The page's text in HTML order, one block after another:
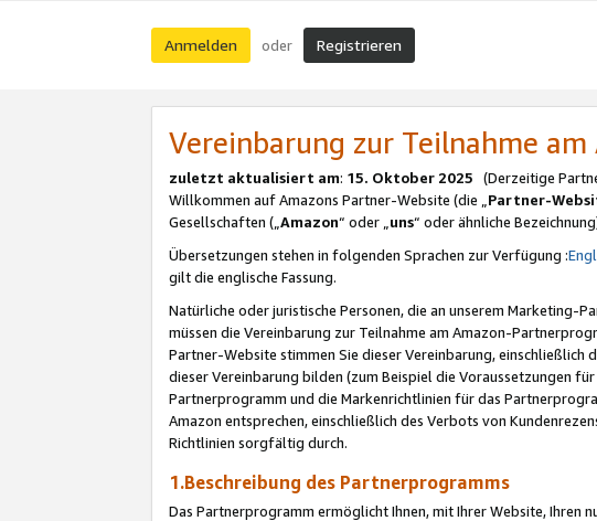
Anmelden oder Registrieren
Vereinbarung zur Teilnahme
zuletzt aktualisiert am: 15. Oktober 2025 (Derzeitige
Willkommen auf Amazons Partner-Website (die „Partner-
Gesellschaften („Amazon“ oder „uns“ oder ähnliche
Übersetzungen stehen in folgenden Sprachen zur Verfügung :
gilt die englische Fassung.
Natürliche oder juristische Personen, die an unserem Marketing-
müssen die Vereinbarung zur Teilnahme am Amazon-
Partner-Website stimmen Sie dieser Vereinbarung, einschließlich
dieser Vereinbarung bilden (zum Beispiel die Voraussetzungen
Partnerprogramm und die Markenrichtlinien für das
Amazon entsprechen, einschließlich des Verbots von
Richtlinien sorgfältig durch.
1.Beschreibung des Partnerprogramms
Das Partnerprogramm ermöglicht Ihnen, mit Ihrer Website,